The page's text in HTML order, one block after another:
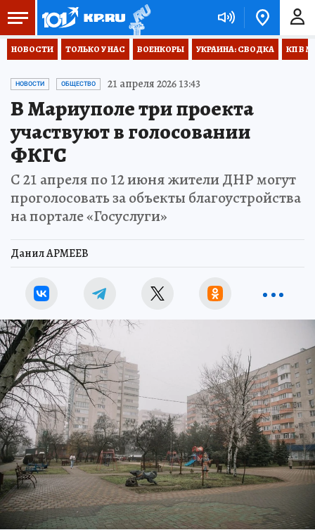
НОВОСТИ ТОЛЬКО У НАС ВОЕНКОРЫ УКРАИНА: СВОДКА КП В
НОВОСТИ ОБЩЕСТВО 21 апреля 2026 13:43
В Мариуполе три проекта
участвуют в голосовании
ФКГС
С 21 апреля по 12 июня жители ДНР могут
проголосовать за объекты благоустройства
на портале «Госуслуги»
Данил АРМЕЕВ